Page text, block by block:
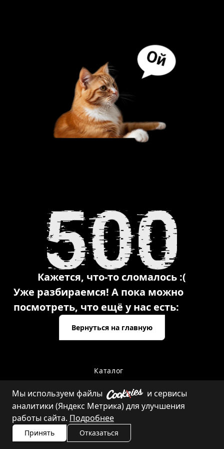
Кажется, что-то сломалось :(
Уже разбираемся! А пока можно
посмотреть, что ещё у нас есть:
Вернуться на главную
Каталог
Контакты
Мы используем файлы
и сервисы
аналитики (Яндекс Метрика) для улучшения
работы сайта. Подробнее
Принять Отказаться